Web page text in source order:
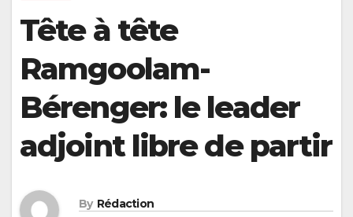
Tête à tête
Ramgoolam-
Bérenger: le leader
adjoint libre de partir
By Rédaction